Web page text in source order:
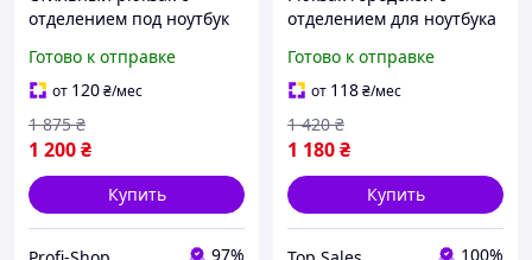
отделением под ноутбук
(1570321539)
Готово к отправке
от 120₴/мес
1 200₴
1 875 ₴
Купить
97%
отделением для ноутбука
Готово к отправке
от 118₴/мес
1 180₴
1 420 ₴
Купить
100%